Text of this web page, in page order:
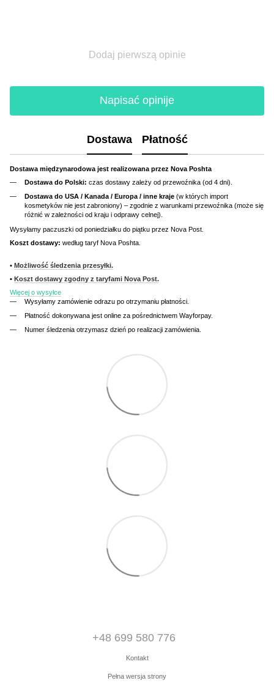
Dodaj pierwszą opinie
Napisać opinije
Dostawa Płatność
Dostawa międzynarodowa jest realizowana przez Nova Poshta
Dostawa do Polski: czas dostawy zależy od przewoźnika (od 4 dni).
Dostawa do USA / Kanada / Europa / inne kraje (w których import
kosmetyków nie jest zabroniony) – zgodnie z warunkami przewoźnika (może się
różnić w zależności od kraju i odprawy celnej).
Wysyłamy paczuszki od poniedziałku do piątku przez Nova Post.
Koszt dostawy: według taryf Nova Poshta.
• Możliwość śledzenia przesyłki.
• Koszt dostawy zgodny z taryfami Nova Post.
Więcej o wysyłce
Wysyłamy zamówienie odrazu po otrzymaniu płatności.
Płatność dokonywana jest online za pośrednictwem Wayforpay.
Numer śledzenia otrzymasz dzień po realizacji zamówienia.
+48 699 580 776
Kontakt
Pełna wersja strony